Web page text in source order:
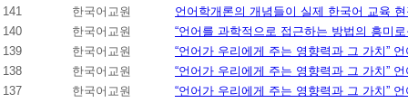
141
한국어교원
언어학개론의 개념들이 실제 한국어 교육
140
한국어교원
“언어를 과학적으로 접근하는 방법의 흥미
139
한국어교원
“언어가 우리에게 주는 영향력과 그 가치”
138
한국어교원
“언어가 우리에게 주는 영향력과 그 가치”
137
한국어교원
“언어가 우리에게 주는 영향력과 그 가치”